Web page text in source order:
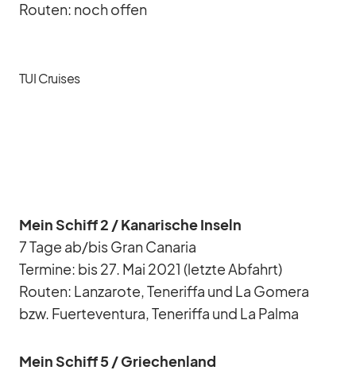
Rou­ten: noch of­fen
TUI Cruises
Mein Schiff 2 /​ Ka­na­ri­sche In­seln
7 Tage ab/​bis Gran Ca­na­ria
Ter­mine: bis 27. Mai 2021 (letzte Ab­fahrt)
Rou­ten: Lan­za­rote, Te­ne­riffa und La Go­mera
bzw. Fuer­te­ven­tura, Te­ne­riffa und La Palma
Mein Schiff 5 /​ Grie­chen­land